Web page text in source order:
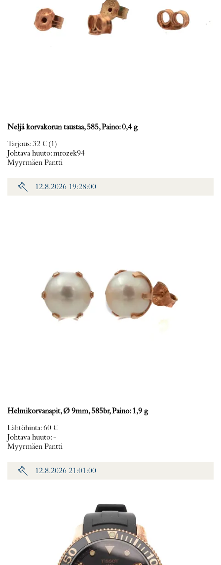
Neljä korvakorun taustaa, 585, Paino: 0,4 g
Tarjous:32 € (1)
Johtava huuto:mrozek94
Myyrmäen Pantti
12.8.2026 19:28:00
Helmikorvanapit, Ø 9mm, 585br, Paino: 1,9 g
Lähtöhinta:60 €
Johtava huuto:-
Myyrmäen Pantti
12.8.2026 21:01:00